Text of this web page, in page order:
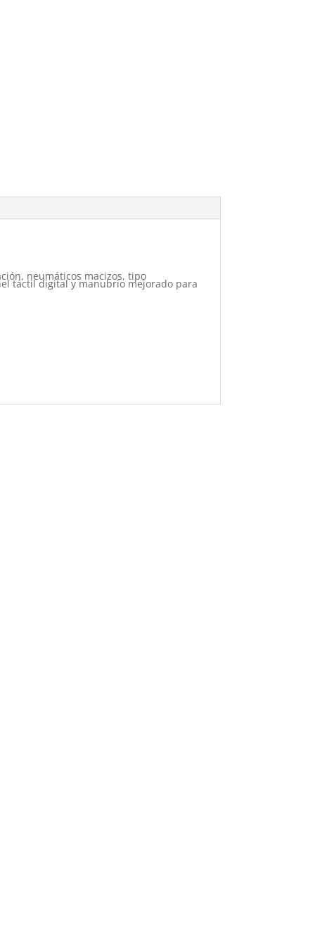
neumáticos macizos, tipo
táctil digital y manubrio mejorado para